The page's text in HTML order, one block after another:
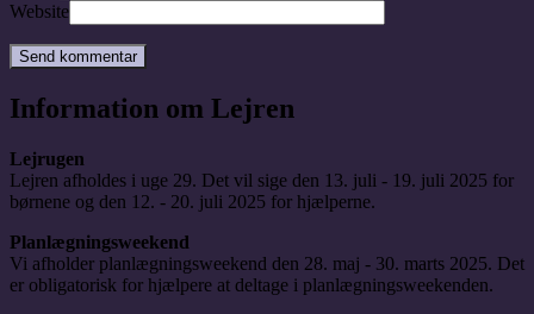
Website
Information om Lejren
Lejrugen
Lejren afholdes i uge 29. Det vil sige den 13. juli - 19. juli 2025 for
børnene og den 12. - 20. juli 2025 for hjælperne.
Planlægningsweekend
Vi afholder planlægningsweekend den 28. maj - 30. marts 2025. Det
er obligatorisk for hjælpere at deltage i planlægningsweekenden.